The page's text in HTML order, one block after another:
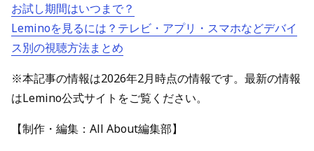
お試し期間はいつまで？
Leminoを見るには？テレビ・アプリ・スマホなどデバイ
ス別の視聴方法まとめ
※本記事の情報は2026年2月時点の情報です。最新の情報
はLemino公式サイトをご覧ください。
【制作・編集：All About編集部】